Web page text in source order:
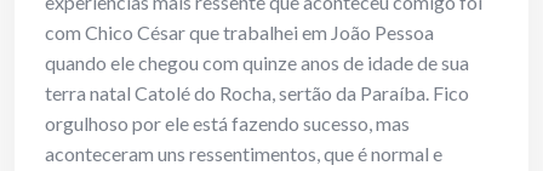
com Chico César que trabalhei em João Pessoa
quando ele chegou com quinze anos de idade de sua
terra natal Catolé do Rocha, sertão da Paraíba. Fico
orgulhoso por ele está fazendo sucesso, mas
aconteceram uns ressentimentos, que é normal e